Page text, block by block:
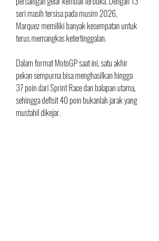
seri masih tersisa pada musim 2026,
Marquez memiliki banyak kesempatan untuk
terus memangkas ketertinggalan.
Dalam format MotoGP saat ini, satu akhir
pekan sempurna bisa menghasilkan hingga
37 poin dari Sprint Race dan balapan utama,
sehingga defisit 40 poin bukanlah jarak yang
mustahil dikejar.